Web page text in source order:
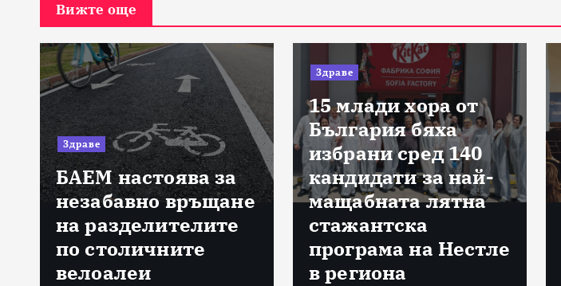
Вижте още
Здраве
БАЕМ настоява за
незабавно връщане
на разделителите
по столичните
велоалеи
Здраве
15 млади хора от
България бяха
избрани сред 140
кандидати за най-
мащабната лятна
стажантска
програма на Нестле
в региона